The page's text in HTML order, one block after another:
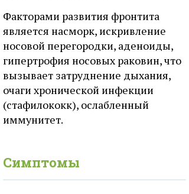
Факторами развития фронтита
является насморк, искривление
носовой перегородки, аденоиды,
гипертрофия носовых раковин, что
вызывает затруднение дыхания,
очаги хронической инфекции
(стафилококк), ослабленный
иммунитет.
Симптомы